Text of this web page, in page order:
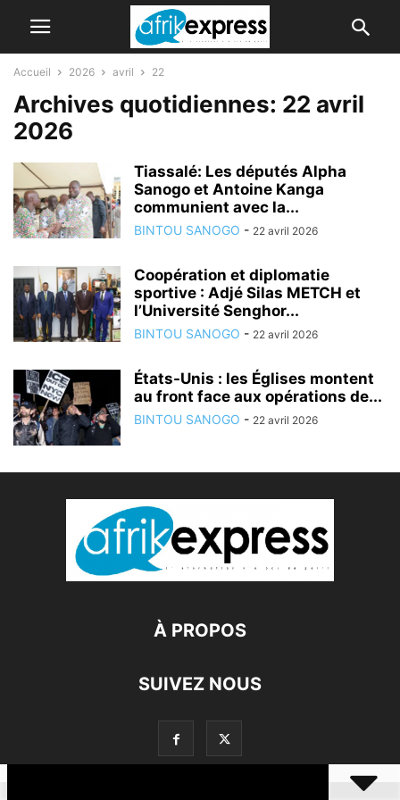
Accueil 2026 avril 22
Archives quotidiennes: 22 avril
2026
Tiassalé: Les députés Alpha
Sanogo et Antoine Kanga
communient avec la...
BINTOU SANOGO - 22 avril 2026
Coopération et diplomatie
sportive : Adjé Silas METCH et
l’Université Senghor...
BINTOU SANOGO - 22 avril 2026
États-Unis : les Églises montent
au front face aux opérations de...
BINTOU SANOGO - 22 avril 2026
À PROPOS
SUIVEZ NOUS